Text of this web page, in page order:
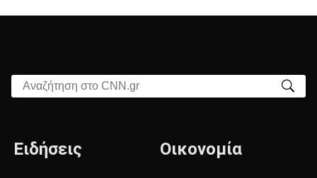
Αναζήτηση στο CNN.gr
Ειδήσεις Οικονομία